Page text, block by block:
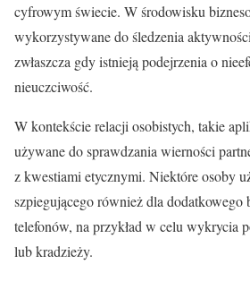
cyfrowym świecie. W środowisku
wykorzystywane do śledzenia
zwłaszcza gdy istnieją podejrzenia o
nieuczciwość.
W kontekście relacji osobistych, takie
używane do sprawdzania wierności
z kwestiami etycznymi. Niektóre osoby
szpiegującego również dla dodatkowego
telefonów, na przykład w celu wykrycia
lub kradzieży.